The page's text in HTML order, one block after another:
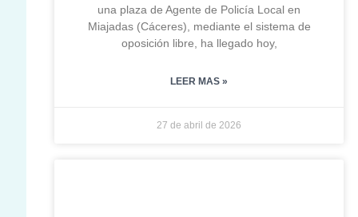
una plaza de Agente de Policía Local en
Miajadas (Cáceres), mediante el sistema de
oposición libre, ha llegado hoy,
LEER MAS »
27 de abril de 2026